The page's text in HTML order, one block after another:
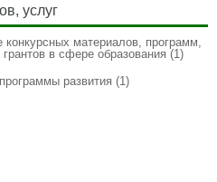
услуг
конкурсных материалов, программ,
в сфере образования (1)
развития (1)